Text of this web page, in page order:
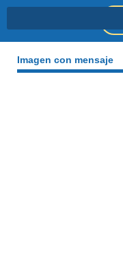
Imagen con mensaje